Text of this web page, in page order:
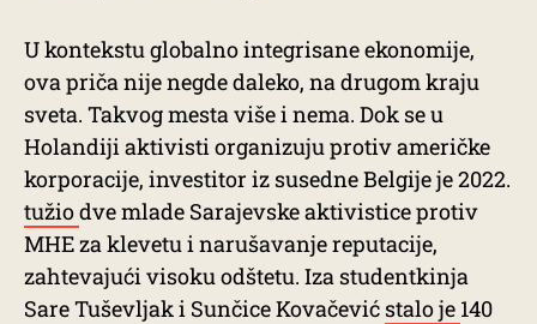
U kontekstu globalno integrisane ekonomije,
ova priča nije negde daleko, na drugom kraju
sveta. Takvog mesta više i nema. Dok se u
Holandiji aktivisti organizuju protiv američke
korporacije, investitor iz susedne Belgije je 2022.
tužiodve mlade Sarajevske aktivistice protiv
MHE za klevetu i narušavanje reputacije,
zahtevajući visoku odštetu. Iza studentkinja
Sare Tuševljak i Sunčice Kovačević stalo je 140